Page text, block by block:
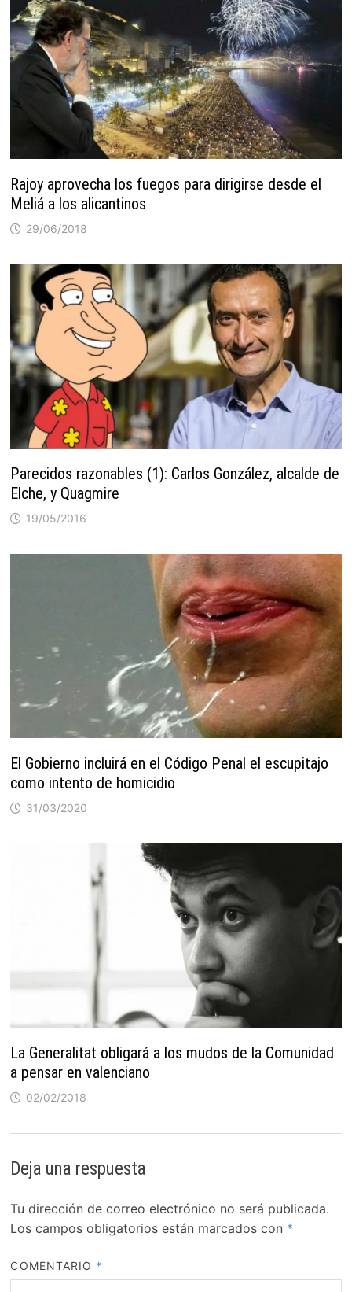
Rajoy aprovecha los fuegos para dirigirse desde el
Meliá a los alicantinos
29/06/2018
Parecidos razonables (1): Carlos González, alcalde de
Elche, y Quagmire
19/05/2016
El Gobierno incluirá en el Código Penal el escupitajo
como intento de homicidio
31/03/2020
La Generalitat obligará a los mudos de la Comunidad
a pensar en valenciano
02/02/2018
Deja una respuesta
Tu dirección de correo electrónico no será publicada.
Los campos obligatorios están marcados con *
COMENTARIO *